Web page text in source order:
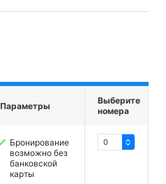
Параметры
Выберите
номера
Бронирование
возможно без
банковской
карты